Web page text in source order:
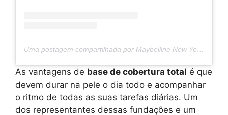
Uma postagem compartilhada por Maybelline New York (@maybelline)
As vantagens de base de cobertura total é que
devem durar na pele o dia todo e acompanhar
o ritmo de todas as suas tarefas diárias. Um
dos representantes dessas fundações e um